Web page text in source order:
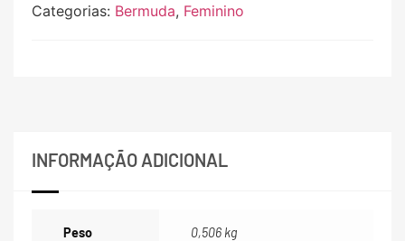
Categorias: Bermuda, Feminino
INFORMAÇÃO ADICIONAL
Peso 0,506 kg